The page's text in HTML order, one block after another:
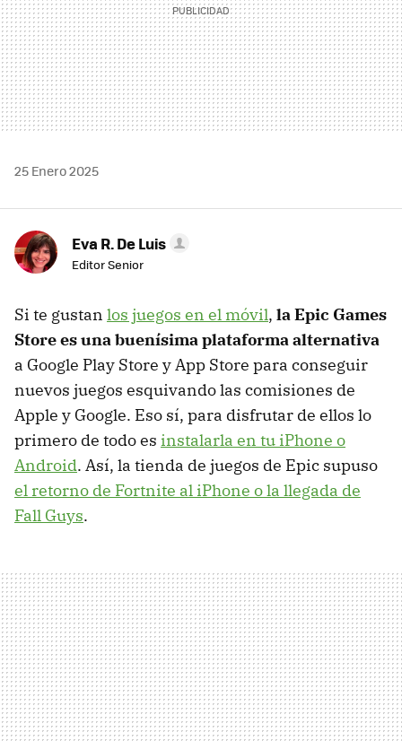
25 Enero 2025
Eva R. De Luis
Editor Senior
Si te gustan los juegos en el móvil, la Epic Games
Store es una buenísima plataforma alternativa
a Google Play Store y App Store para conseguir
nuevos juegos esquivando las comisiones de
Apple y Google. Eso sí, para disfrutar de ellos lo
primero de todo es instalarla en tu iPhone o
Android. Así, la tienda de juegos de Epic supuso
el retorno de Fortnite al iPhone o la llegada de
Fall Guys.